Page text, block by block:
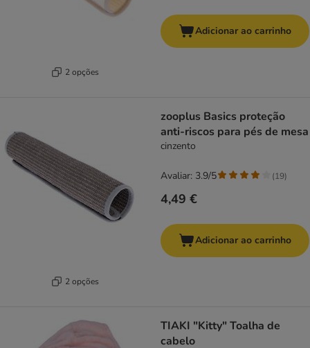
2 opções
Adicionar ao carrinho
2 opções
zooplus Basics proteção
anti-riscos para pés de mesa
cinzento
4,49 €
Avaliar: 3.9/5 (19)
Adicionar ao carrinho
TIAKI "Kitty" Toalha de
cabelo